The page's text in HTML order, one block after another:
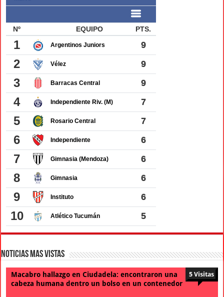
Noticias Mas Vistas
Macabro hallazgo en Ciudadela: encontraron una
cabeza humana dentro un bolso en un contenedor
5 Visitas